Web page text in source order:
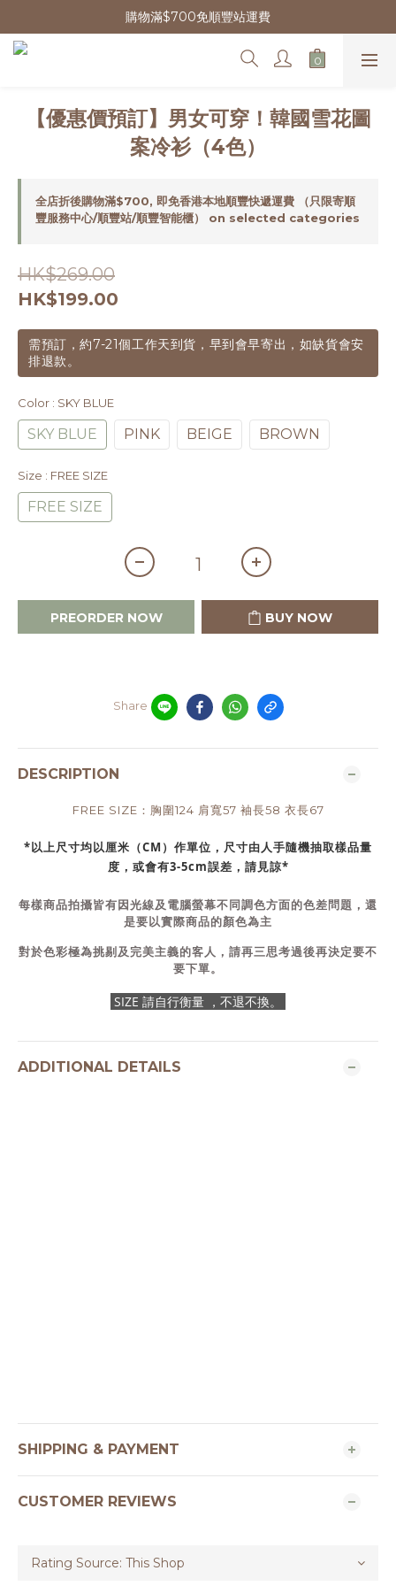
購物滿$700免順豐站運費
【優惠價預訂】男女可穿！韓國雪花圖
案冷衫（4色）
全店折後購物滿$700, 即免香港本地順豐快遞運費 （只限寄順
豐服務中心/順豐站/順豐智能櫃） on selected categories
HK$269.00
HK$199.00
需預訂，約7-21個工作天到貨，早到會早寄出，如缺貨會安
排退款。
Color : SKY BLUE
SKY BLUE PINK BEIGE BROWN
Size : FREE SIZE
FREE SIZE
PREORDER NOW BUY NOW
Share
DESCRIPTION
FREE SIZE：胸圍124 肩寬57 袖長58 衣長67
*以上尺寸均以厘米（CM）作單位，尺寸由人手隨機抽取樣品量
度，或會有3-5cm誤差，請見諒*
每樣商品拍攝皆有因光線及電腦螢幕不同調色方面的色差問題，還
是要以實際商品的顏色為主
對於色彩極為挑剔及完美主義的客人，請再三思考過後再決定要不
要下單。
SIZE 請自行衡量 ，不退不換。
ADDITIONAL DETAILS
SHIPPING & PAYMENT
CUSTOMER REVIEWS